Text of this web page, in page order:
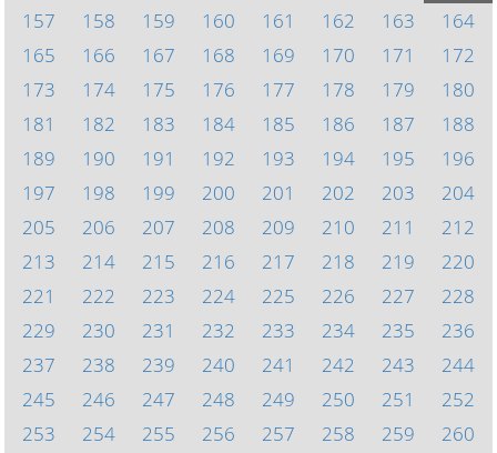
157
158 159 160 161 162 163
164
165
166 167 168 169 170 171
172
173
174 175 176 177 178 179
180
181
182 183 184 185 186 187
188
189
190 191 192 193 194 195
196
197
198 199 200 201 202 203
204
205
206 207 208 209 210 211
212
213
214 215 216 217 218 219
220
221
222 223 224 225 226 227
228
229
230 231 232 233 234 235
236
237
238 239 240 241 242 243
244
245
246 247 248 249 250 251
252
253
254 255 256 257 258 259
260